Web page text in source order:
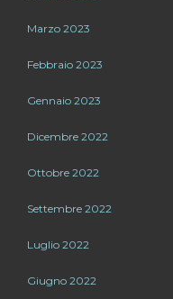
Marzo 2023
Febbraio 2023
Gennaio 2023
Dicembre 2022
Ottobre 2022
Settembre 2022
Luglio 2022
Giugno 2022